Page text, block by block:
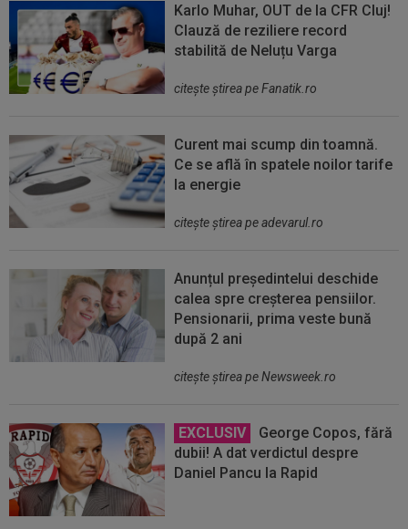
Karlo Muhar, OUT de la CFR Cluj!
Clauză de reziliere record
stabilită de Neluțu Varga
citeşte ştirea pe Fanatik.ro
Curent mai scump din toamnă.
Ce se află în spatele noilor tarife
la energie
citeşte ştirea pe adevarul.ro
Anunțul președintelui deschide
calea spre creșterea pensiilor.
Pensionarii, prima veste bună
după 2 ani
citeşte ştirea pe Newsweek.ro
EXCLUSIV
George Copos, fără
dubii! A dat verdictul despre
Daniel Pancu la Rapid